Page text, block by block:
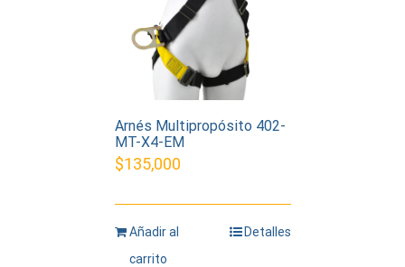
Arnés Multipropósito 402-
MT-X4-EM
$135,000
Añadir al
carrito
Detalles